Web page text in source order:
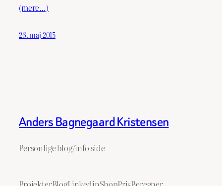
(mere…)
26. maj 2015
Anders Bagnegaard Kristensen
Personlige blog/info side